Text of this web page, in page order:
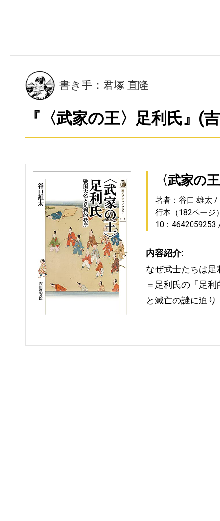
書き手：君塚 直隆
『〈武家の王〉足利氏』(
〈武家の
著者：谷口 雄太
行本（182ページ
10：4642059253
内容紹介:
なぜ武士たちは
＝足利氏の「足
と滅亡の謎に迫